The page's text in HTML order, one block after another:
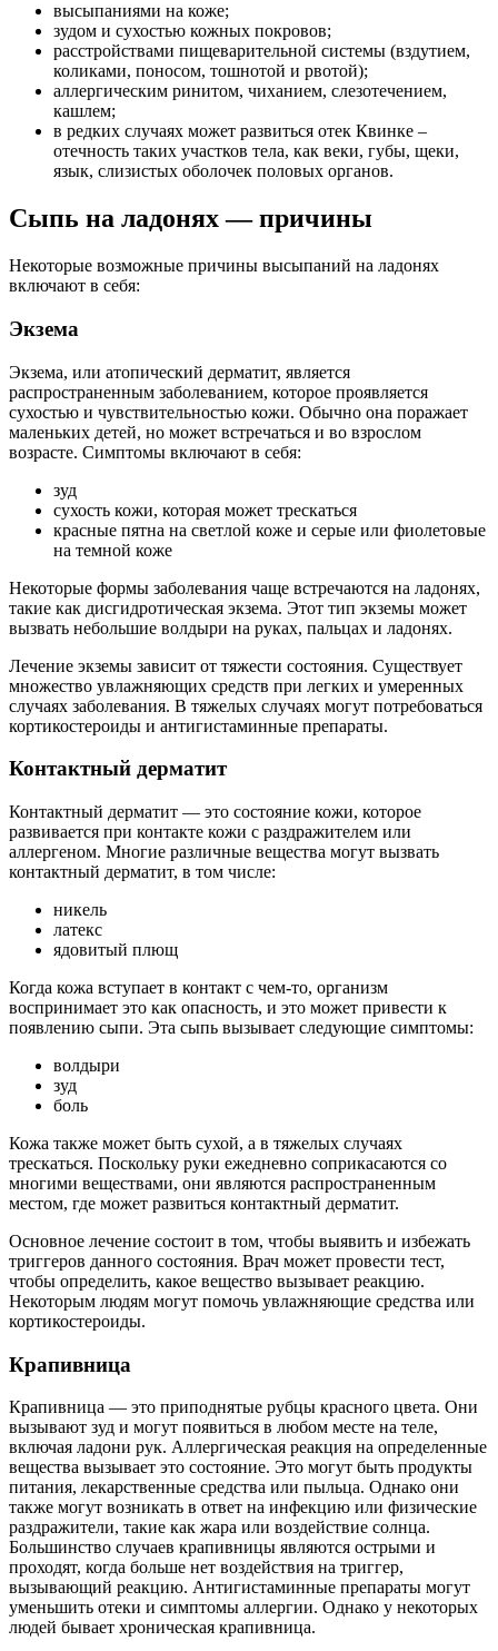
высыпаниями на коже;
зудом и сухостью кожных покровов;
расстройствами пищеварительной системы (вздутием,
коликами, поносом, тошнотой и рвотой);
аллергическим ринитом, чиханием, слезотечением,
кашлем;
в редких случаях может развиться отек Квинке –
отечность таких участков тела, как веки, губы, щеки,
язык, слизистых оболочек половых органов.
Сыпь на ладонях — причины
Некоторые возможные причины высыпаний на ладонях
включают в себя:
Экзема
Экзема, или атопический дерматит, является
распространенным заболеванием, которое проявляется
сухостью и чувствительностью кожи. Обычно она поражает
маленьких детей, но может встречаться и во взрослом
возрасте. Симптомы включают в себя:
зуд
сухость кожи, которая может трескаться
красные пятна на светлой коже и серые или фиолетовые
на темной коже
Некоторые формы заболевания чаще встречаются на ладонях,
такие как дисгидротическая экзема. Этот тип экземы может
вызвать небольшие волдыри на руках, пальцах и ладонях.
Лечение экземы зависит от тяжести состояния. Существует
множество увлажняющих средств при легких и умеренных
случаях заболевания. В тяжелых случаях могут потребоваться
кортикостероиды и антигистаминные препараты.
Контактный дерматит
Контактный дерматит — это состояние кожи, которое
развивается при контакте кожи с раздражителем или
аллергеном. Многие различные вещества могут вызвать
контактный дерматит, в том числе:
никель
латекс
ядовитый плющ
Когда кожа вступает в контакт с чем-то, организм
воспринимает это как опасность, и это может привести к
появлению сыпи. Эта сыпь вызывает следующие симптомы:
волдыри
зуд
боль
Кожа также может быть сухой, а в тяжелых случаях
трескаться. Поскольку руки ежедневно соприкасаются со
многими веществами, они являются распространенным
местом, где может развиться контактный дерматит.
Основное лечение состоит в том, чтобы выявить и избежать
триггеров данного состояния. Врач может провести тест,
чтобы определить, какое вещество вызывает реакцию.
Некоторым людям могут помочь увлажняющие средства или
кортикостероиды.
Крапивница
Крапивница — это приподнятые рубцы красного цвета. Они
вызывают зуд и могут появиться в любом месте на теле,
включая ладони рук. Аллергическая реакция на определенные
вещества вызывает это состояние. Это могут быть продукты
питания, лекарственные средства или пыльца. Однако они
также могут возникать в ответ на инфекцию или физические
раздражители, такие как жара или воздействие солнца.
Большинство случаев крапивницы являются острыми и
проходят, когда больше нет воздействия на триггер,
вызывающий реакцию. Антигистаминные препараты могут
уменьшить отеки и симптомы аллергии. Однако у некоторых
людей бывает хроническая крапивница.